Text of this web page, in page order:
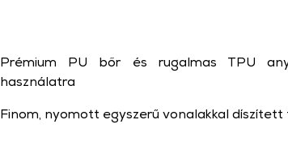
Prémium PU bőr és rugalmas TPU
használatra
Finom, nyomott egyszerű vonalakkal